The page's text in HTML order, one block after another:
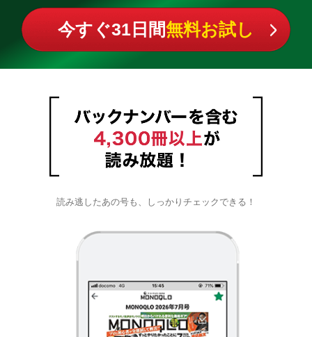
今すぐ31日間無料お試し
読み逃したあの号も、しっかりチェックできる！